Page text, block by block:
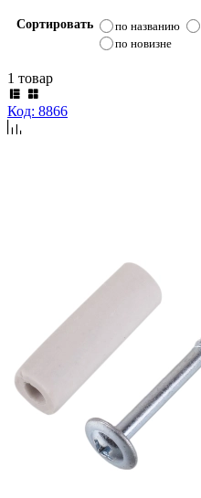
Сортировать по названию
по новизне
1 товар
Код: 8866